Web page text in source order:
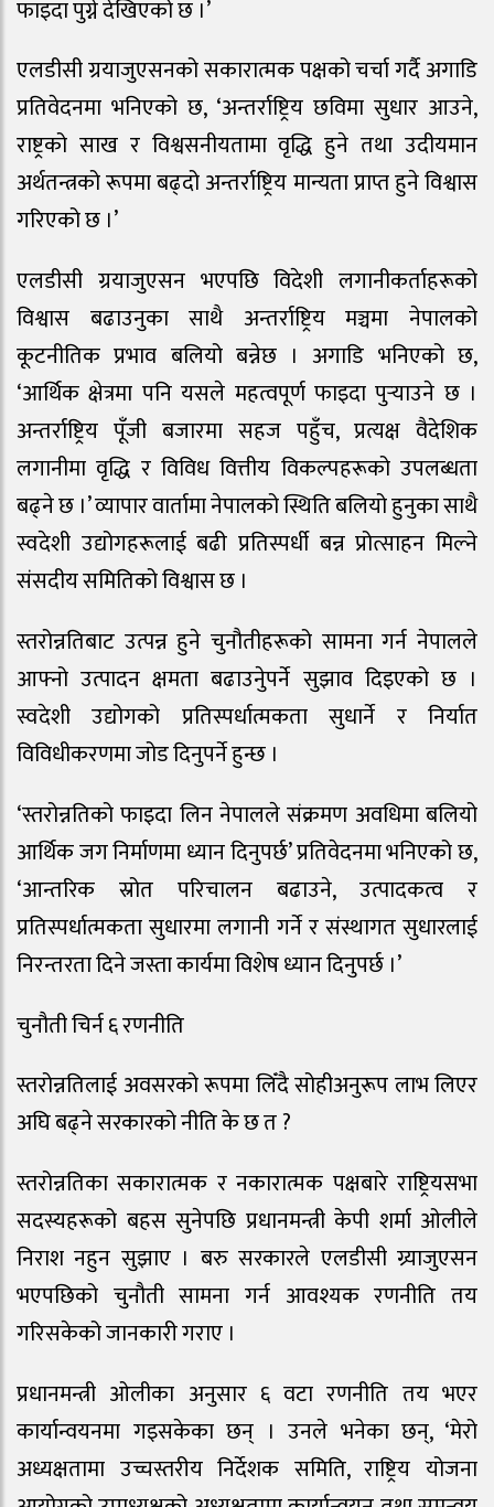
फाइदा पुग्ने देखिएको छ ।’
एलडीसी ग्रयाजुएसनको सकारात्मक पक्षको चर्चा गर्दै अगाडि
प्रतिवेदनमा भनिएको छ, ‘अन्तर्राष्ट्रिय छविमा सुधार आउने,
राष्ट्रको साख र विश्वसनीयतामा वृद्धि हुने तथा उदीयमान
अर्थतन्त्रको रूपमा बढ्दो अन्तर्राष्ट्रिय मान्यता प्राप्त हुने विश्वास
गरिएको छ ।’
एलडीसी ग्रयाजुएसन भएपछि विदेशी लगानीकर्ताहरूको
विश्वास बढाउनुका साथै अन्तर्राष्ट्रिय मञ्चमा नेपालको
कूटनीतिक प्रभाव बलियो बन्नेछ । अगाडि भनिएको छ,
‘आर्थिक क्षेत्रमा पनि यसले महत्वपूर्ण फाइदा पुर्‍याउने छ ।
अन्तर्राष्ट्रिय पूँजी बजारमा सहज पहुँच, प्रत्यक्ष वैदेशिक
लगानीमा वृद्धि र विविध वित्तीय विकल्पहरूको उपलब्धता
बढ्ने छ ।’ व्यापार वार्तामा नेपालको स्थिति बलियो हुनुका साथै
स्वदेशी उद्योगहरूलाई बढी प्रतिस्पर्धी बन्न प्रोत्साहन मिल्ने
संसदीय समितिको विश्वास छ ।
स्तरोन्नतिबाट उत्पन्न हुने चुनौतीहरूको सामना गर्न नेपालले
आफ्नो उत्पादन क्षमता बढाउनेुपर्ने सुझाव दिइएको छ ।
स्वदेशी उद्योगको प्रतिस्पर्धात्मकता सुधार्ने र निर्यात
विविधीकरणमा जोड दिनुपर्ने हुन्छ ।
‘स्तरोन्नतिको फाइदा लिन नेपालले संक्रमण अवधिमा बलियो
आर्थिक जग निर्माणमा ध्यान दिनुपर्छ’ प्रतिवेदनमा भनिएको छ,
‘आन्तरिक स्रोत परिचालन बढाउने, उत्पादकत्व र
प्रतिस्पर्धात्मकता सुधारमा लगानी गर्ने र संस्थागत सुधारलाई
निरन्तरता दिने जस्ता कार्यमा विशेष ध्यान दिनुपर्छ ।’
चुनौती चिर्न ६ रणनीति
स्तरोन्नतिलाई अवसरको रूपमा लिँदै सोहीअनुरूप लाभ लिएर
अघि बढ्ने सरकारको नीति के छ त ?
स्तरोन्नतिका सकारात्मक र नकारात्मक पक्षबारे राष्ट्रियसभा
सदस्यहरूको बहस सुनेपछि प्रधानमन्त्री केपी शर्मा ओलीले
निराश नहुन सुझाए । बरु सरकारले एलडीसी ग्र्याजुएसन
भएपछिको चुनौती सामना गर्न आवश्यक रणनीति तय
गरिसकेको जानकारी गराए ।
प्रधानमन्त्री ओलीका अनुसार ६ वटा रणनीति तय भएर
कार्यान्वयनमा गइसकेका छन् । उनले भनेका छन्, ‘मेरो
अध्यक्षतामा उच्चस्तरीय निर्देशक समिति, राष्ट्रिय योजना